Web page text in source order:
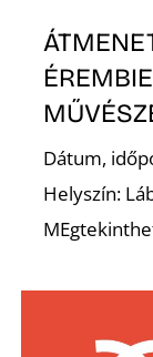
Dátum,
Helyszín: